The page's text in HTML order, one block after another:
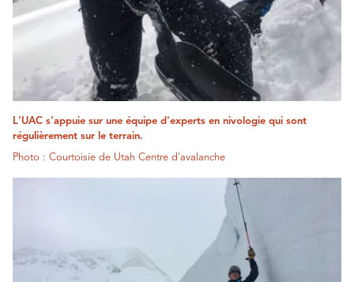
L'UAC s'appuie sur une équipe d'experts en nivologie qui sont
régulièrement sur le terrain.
Photo : Courtoisie de Utah Centre d'avalanche